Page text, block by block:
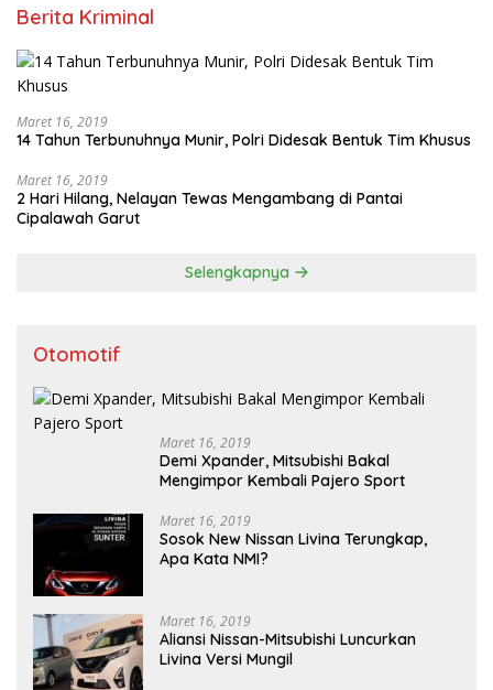
Berita Kriminal
Maret 16, 2019
14 Tahun Terbunuhnya Munir, Polri Didesak Bentuk Tim Khusus
Maret 16, 2019
2 Hari Hilang, Nelayan Tewas Mengambang di Pantai
Cipalawah Garut
Selengkapnya
Otomotif
Maret 16, 2019
Demi Xpander, Mitsubishi Bakal
Mengimpor Kembali Pajero Sport
Maret 16, 2019
Sosok New Nissan Livina Terungkap,
Apa Kata NMI?
Maret 16, 2019
Aliansi Nissan-Mitsubishi Luncurkan
Livina Versi Mungil